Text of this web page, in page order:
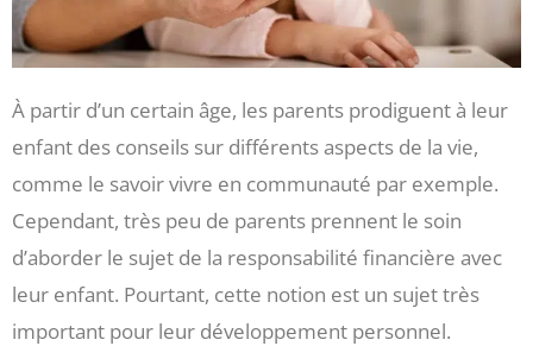
À partir d’un certain âge, les parents prodiguent à leur
enfant des conseils sur différents aspects de la vie,
comme le savoir vivre en communauté par exemple.
Cependant, très peu de parents prennent le soin
d’aborder le sujet de la responsabilité financière avec
leur enfant. Pourtant, cette notion est un sujet très
important pour leur développement personnel.